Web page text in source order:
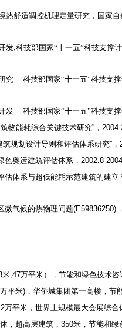
热舒适调控机理定量研究，国家
发,科技部国家“十一五”科技支撑
究
科技部国家“十一五”科技支
发
科技部国家“十一五”科技支
物能耗综合关键技术研究” ，
筑规划设计导则和评估体系研究” ，
奥运建筑评估体系， 2002.8-
估体系与超低能耗示范建筑的建立
微气候的热物理问题(E59836250)
米,47万平米），节能和绿色技术咨
万平米) ，华侨城集团第一高楼，节
万平米，世界上规模最大会展综
，超高层建筑， 350米，节能和绿